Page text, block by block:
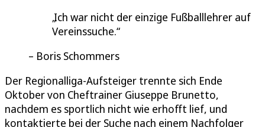
Ich war nicht der einzige Fußballlehrer auf
Vereinssuche.
Boris Schommers
Der Regionalliga-Aufsteiger trennte sich Ende
Oktober von Cheftrainer Giuseppe Brunetto,
nachdem es sportlich nicht wie erhofft lief, und
kontaktierte bei der Suche nach einem Nachfolger